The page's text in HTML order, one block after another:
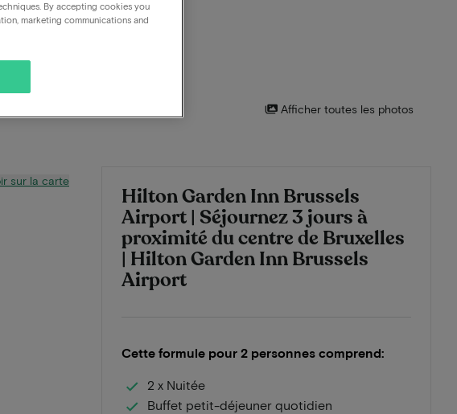
Afficher toutes les photos
Hilton Garden Inn Brussels
Airport | Séjournez 3 jours à
proximité du centre de Bruxelles
| Hilton Garden Inn Brussels
Airport
Cette formule pour 2 personnes comprend:
2 x Nuitée
Buffet petit-déjeuner quotidien
sur la carte
By accepting cookies you
marketing communications and